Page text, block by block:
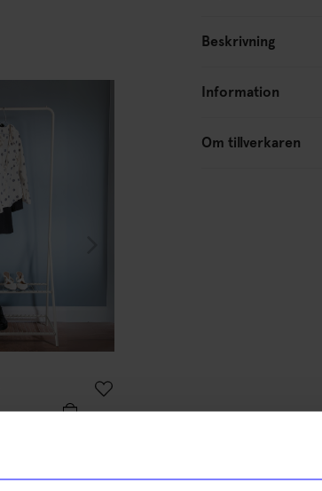
Säljer snabbt!
995kr
Beskrivning
Information
Om tillverkaren